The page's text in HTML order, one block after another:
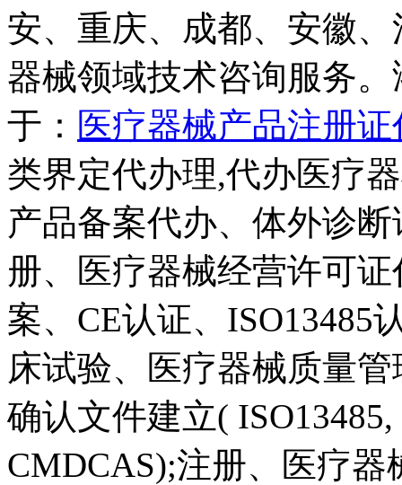
安、重庆、成都、安徽
器械领域技术咨询服务
于： 医疗器械产品注册
类界定代办理,代办医疗
产品备案代办、体外诊
册、医疗器械经营许可
案、CE认证、ISO13485
床试验、医疗器械质量
确认文件建立( ISO13485,
CMDCAS);注册、医疗